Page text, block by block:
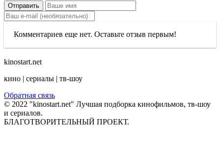
Отправить
Комментариев еще нет. Оставьте отзыв первым!
kinostart.net
кино | сериалы | тв-шоу
Обратная связь
© 2022 "kinostart.net" Лучшая подборка кинофильмов, тв-шоу
и сериалов.
БЛАГОТВОРИТЕЛЬНЫЙ ПРОЕКТ.